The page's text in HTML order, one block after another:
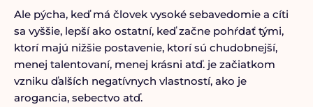
Ale pýcha, keď má človek vysoké sebavedomie a cíti
sa vyššie, lepší ako ostatní, keď začne pohŕdať tými,
ktorí majú nižšie postavenie, ktorí sú chudobnejší,
menej talentovaní, menej krásni atď. je začiatkom
vzniku ďalších negatívnych vlastností, ako je
arogancia, sebectvo atď.